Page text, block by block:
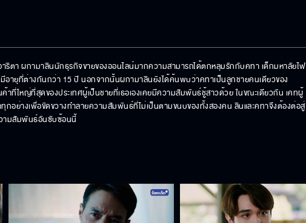
ริตา ผกามาลินนักธุรกิจขายของออนไลน์มากความสามารถได้ตกหลุมรักกับคทา เด็กมหาลัยไฟ
อายุที่ต่างกันกว่า 15 ปี นอกจากนั้นผกามาลินยังได้ค้นพบว่าคทาเป็นลูกชายคนเดียวของ
าที่ใหญ่ที่สุดของประเทศผู้เป็นชายที่เธอเองเคยมีความสัมพันธ์ชู้สาวด้วย ในขณะเดียวกัน เคทผู้
กอย่างเพื่อขัดขวางทำลายความสัมพันธ์ที่ไม่เป็นตามขนบของทั้งสองคน ลินและคทาจึงต้องต่อสู่
ามสัมพันธ์อันซับซ้อนนี้